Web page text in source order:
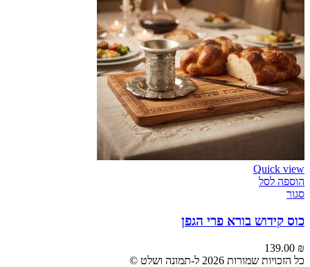
Quick view
הוספה לסל
סגור
כוס קידוש בורא פרי הגפן
139.00 ₪
כל הזכויות שמורות 2026 ל-תמונה ושלט ©